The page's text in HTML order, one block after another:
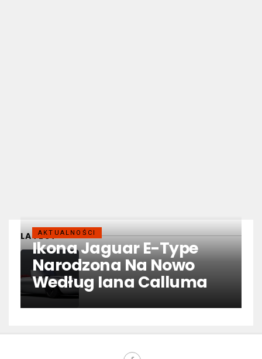
LATESTAKTUALNOŚCI
Ikona Jaguar E-Type
Narodzona Na Nowo
Według Iana Calluma